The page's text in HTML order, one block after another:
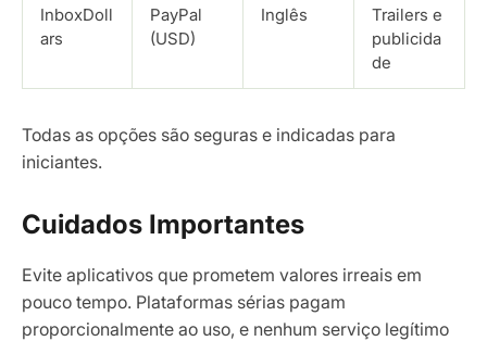
InboxDoll
ars
PayPal
(USD)
Inglês
Trailers e
publicida
de
Todas as opções são seguras e indicadas para
iniciantes.
Cuidados Importantes
Evite aplicativos que prometem valores irreais em
pouco tempo. Plataformas sérias pagam
proporcionalmente ao uso, e nenhum serviço legítimo